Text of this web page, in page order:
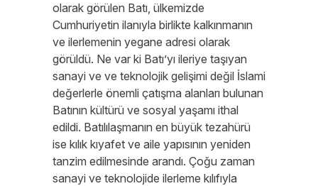
olarak görülen Batı, ülkemizde
Cumhuriyetin ilanıyla birlikte kalkınmanın
ve ilerlemenin yegane adresi olarak
görüldü. Ne var ki Batı’yı ileriye taşıyan
sanayi ve ve teknolojik gelişimi değil İslami
değerlerle önemli çatışma alanları bulunan
Batının kültürü ve sosyal yaşamı ithal
edildi. Batılılaşmanın en büyük tezahürü
ise kılık kıyafet ve aile yapısının yeniden
tanzim edilmesinde arandı. Çoğu zaman
sanayi ve teknolojide ilerleme kılıfıyla